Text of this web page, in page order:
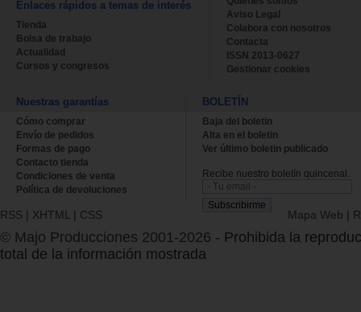
Enlaces rápidos a temas de interés
Tienda
Bolsa de trabajo
Actualidad
Cursos y congresos
Aviso Legal
Colabora con nosotros
Contacta
ISSN 2013-0627
Gestionar cookies
Nuestras garantías
Cómo comprar
Envío de pedidos
Formas de pago
Contacto tienda
Condiciones de venta
Política de devoluciones
BOLETÍN
Baja del boletin
Alta en el boletin
Ver último boletin publicado
Recibe nuestro boletín quincenal.
RSS | XHTML | CSS Mapa Web |
© Majo Producciones 2001-2026 - Prohibida la
total de la información mostrada